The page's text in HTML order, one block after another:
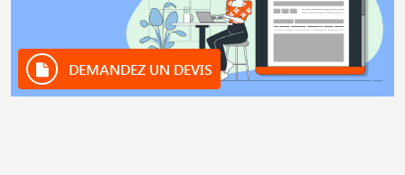
DEMANDEZ UN DEVIS